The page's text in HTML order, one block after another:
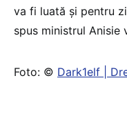
va fi luată și pentru
spus ministrul Anisie
Foto: © Dark1elf |